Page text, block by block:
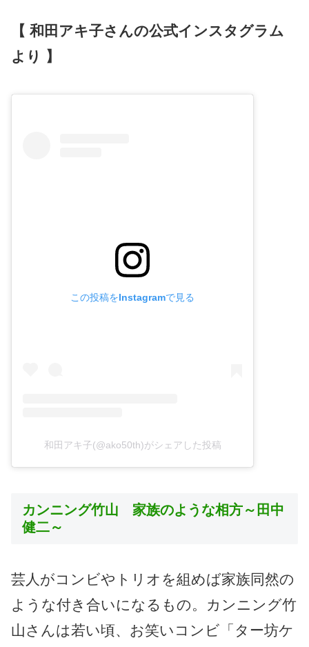
【 和田アキ子さんの公式インスタグラム
より 】
この投稿をInstagramで見る
和田アキ子(@ako50th)がシェアした投稿
カンニング竹山 家族のような相方～田中
健二～
芸人がコンビやトリオを組めば家族同然の
ような付き合いになるもの。カンニング竹
山さんは若い頃、お笑いコンビ「ター坊ケ